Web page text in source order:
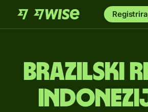
Brazilski